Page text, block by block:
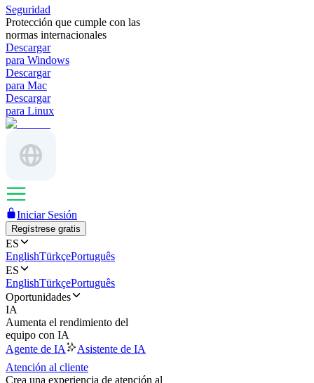
Seguridad
Protección que cumple con las
normas internacionales
Descargar
para Windows
Descargar
para Mac
Descargar
para Linux
Iniciar Sesión
Regístrese gratis
ES
EnglishTürkçePortuguês
ES
EnglishTürkçePortuguês
Oportunidades
IA
Aumenta el rendimiento del
equipo con IA
Agente de IA
Asistente de IA
Atención al cliente
Crea una experiencia de atención al